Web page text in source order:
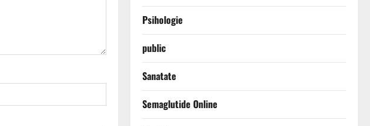
Psihologie
public
Sanatate
Semaglutide Online